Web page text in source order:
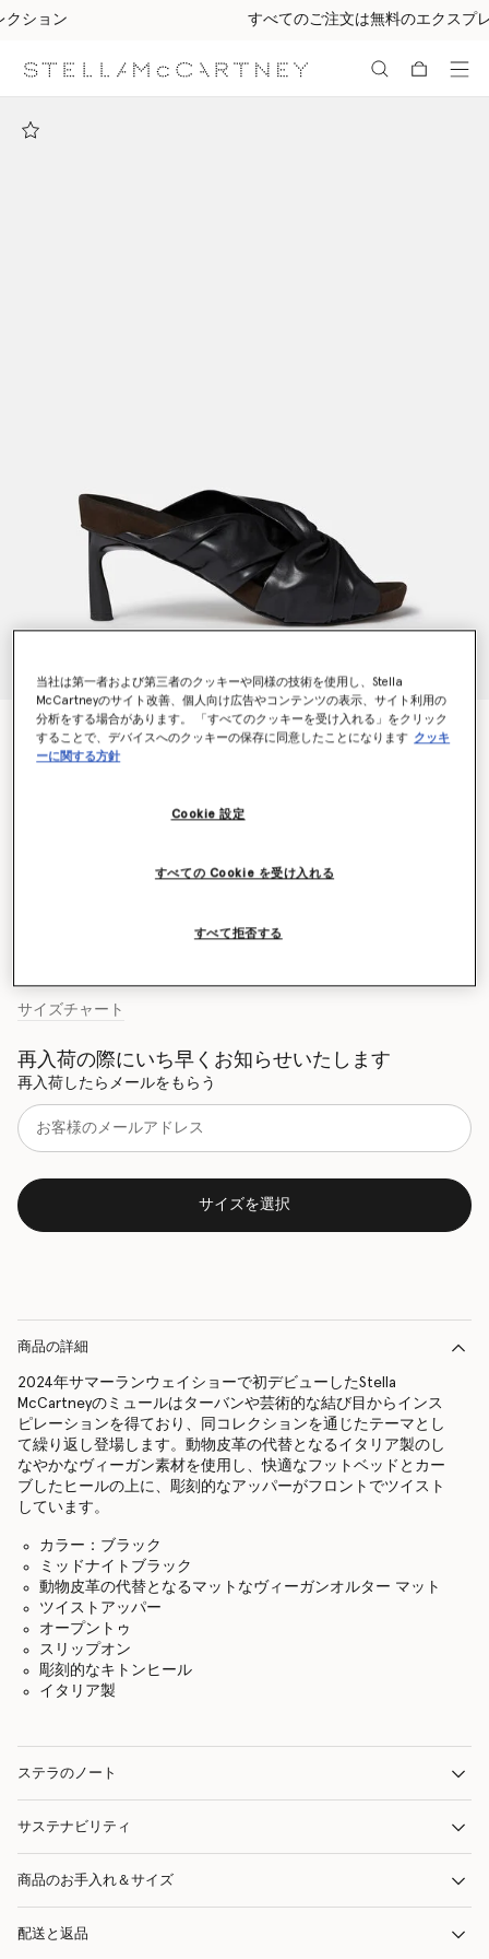
すべてのご注文は無料のエクスプレス配送にてお届けします
テラ ツイスト オルター マット ミュール
¥122,100
サイズチャート
再入荷の際にいち早くお知らせいたします
再入荷したらメールをもらう
サイズを選択
商品の詳細
2024年サマーランウェイショーで初デビューしたStella
McCartneyのミュールはターバンや芸術的な結び目からインス
ピレーションを得ており、同コレクションを通じたテーマとし
て繰り返し登場します。動物皮革の代替となるイタリア製のし
なやかなヴィーガン素材を使用し、快適なフットベッドとカー
ブしたヒールの上に、彫刻的なアッパーがフロントでツイスト
しています。
カラー：ブラック
ミッドナイトブラック
動物皮革の代替となるマットなヴィーガンオルター マット
ツイストアッパー
オープントゥ
スリップオン
彫刻的なキトンヒール
イタリア製
ステラのノート
サステナビリティ
商品のお手入れ＆サイズ
配送と返品
当社は第一者および第三者のクッキーや同様の技術を使用し、Stella
McCartneyのサイト改善、個人向け広告やコンテンツの表示、サイト利用の
分析をする場合があります。 「すべてのクッキーを受け入れる」をクリック
することで、デバイスへのクッキーの保存に同意したことになります クッキ
ーに関する方針
Cookie 設定
すべて拒否する
すべての Cookie を受け入れる